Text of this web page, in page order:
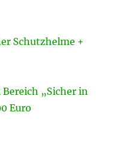
Schutzhelme +
„Sicher in
Euro